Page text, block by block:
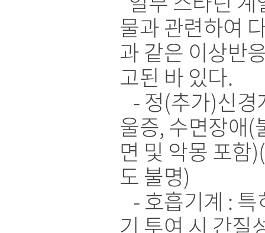
물과 관련하여
과 같은 이상반
고된 바 있다.
- 정(추가)신경
울증, 수면장애(
면 및 악몽 포함
도 불명)
- 호흡기계 : 특
기 투여 시 간질